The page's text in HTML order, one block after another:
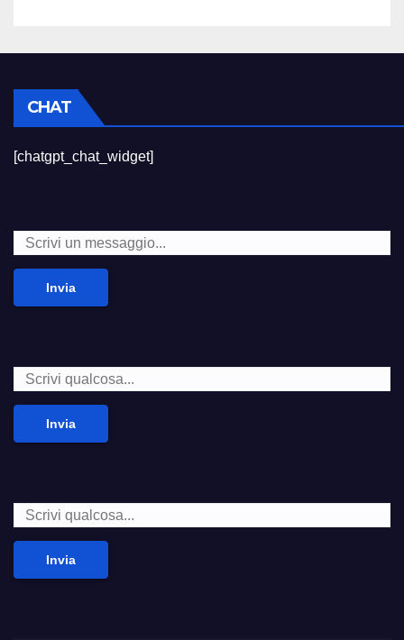
CHAT
[chatgpt_chat_widget]
Invia
Invia
Invia